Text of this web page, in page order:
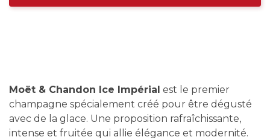
Moët & Chandon Ice Impérial est le premier
champagne spécialement créé pour être dégusté
avec de la glace. Une proposition rafraîchissante,
intense et fruitée qui allie élégance et modernité.